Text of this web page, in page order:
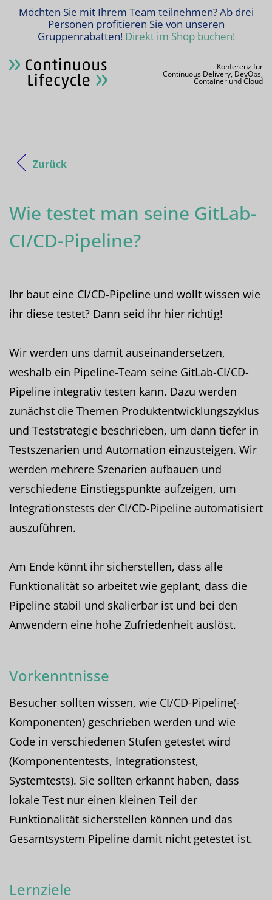
Möchten Sie mit Ihrem Team teilnehmen? Ab drei
Personen profitieren Sie von unseren
Gruppenrabatten! Direkt im Shop buchen!
Konferenz für
Continuous Delivery, DevOps,
Container und Cloud
Zurück
Wie testet man seine GitLab-
CI/CD-Pipeline?
Ihr baut eine CI/CD-Pipeline und wollt wissen wie
ihr diese testet? Dann seid ihr hier richtig!
Wir werden uns damit auseinandersetzen,
weshalb ein Pipeline-Team seine GitLab-CI/CD-
Pipeline integrativ testen kann. Dazu werden
zunächst die Themen Produktentwicklungszyklus
und Teststrategie beschrieben, um dann tiefer in
Testszenarien und Automation einzusteigen. Wir
werden mehrere Szenarien aufbauen und
verschiedene Einstiegspunkte aufzeigen, um
Integrationstests der CI/CD-Pipeline automatisiert
auszuführen.
Am Ende könnt ihr sicherstellen, dass alle
Funktionalität so arbeitet wie geplant, dass die
Pipeline stabil und skalierbar ist und bei den
Anwendern eine hohe Zufriedenheit auslöst.
Vorkenntnisse
Besucher sollten wissen, wie CI/CD-Pipeline(-
Komponenten) geschrieben werden und wie
Code in verschiedenen Stufen getestet wird
(Komponententests, Integrationstest,
Systemtests). Sie sollten erkannt haben, dass
lokale Test nur einen kleinen Teil der
Funktionalität sicherstellen können und das
Gesamtsystem Pipeline damit nicht getestet ist.
Lernziele